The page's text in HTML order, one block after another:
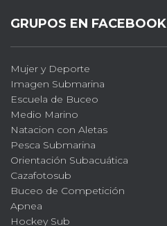
GRUPOS EN FACEBOOK
Mujer y Deporte
Imagen Submarina
Escuela de Buceo
Medio Marino
Natacion con Aletas
Pesca Submarina
Orientación Subacuática
Cazafotosub
Buceo de Competición
Apnea
Hockey Sub